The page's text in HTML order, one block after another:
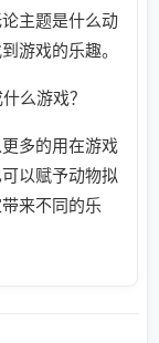
主题是什么动
游戏的乐趣。
多的用在游戏
以赋予动物拟
来不同的乐